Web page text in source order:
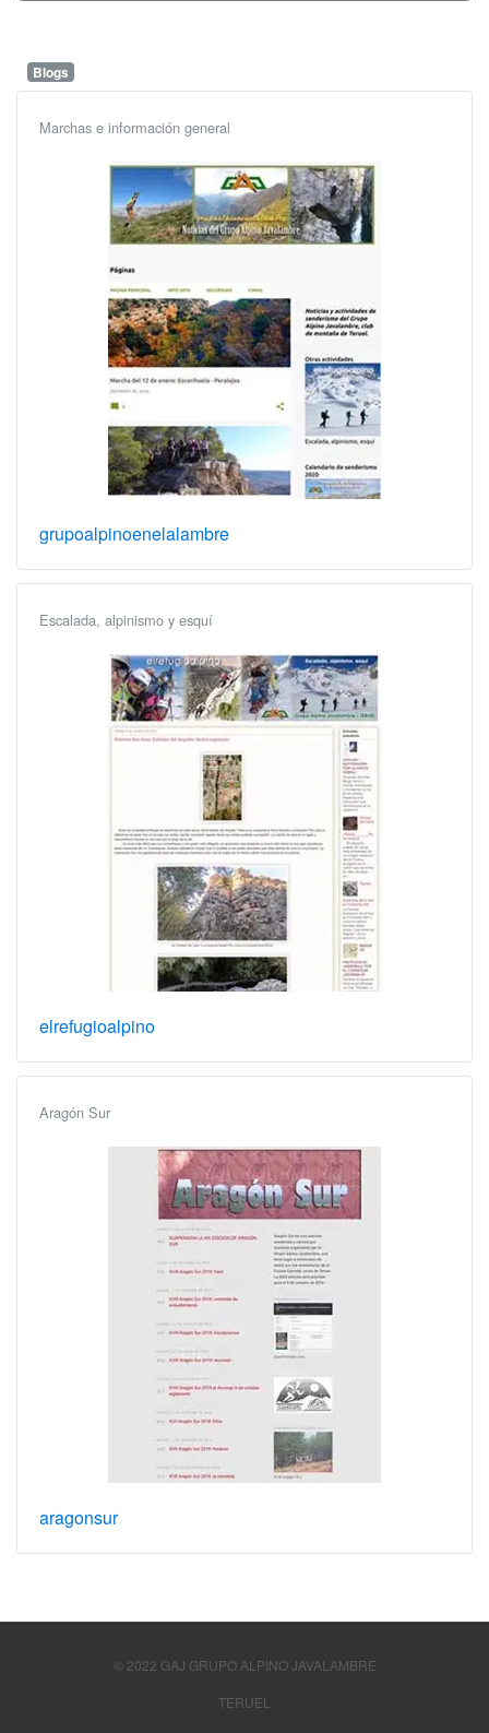
Blogs
Marchas e información general
grupoalpinoenelalambre
Escalada, alpinismo y esquí
elrefugioalpino
Aragón Sur
aragonsur
© 2022 GAJ GRUPO ALPINO JAVALAMBRE
TERUEL